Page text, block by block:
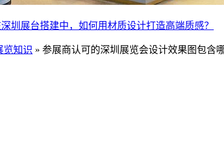
圳展台搭建中，如何用材质设计打造高端质感？
览知识 » 参展商认可的深圳展览会设计效果图包含